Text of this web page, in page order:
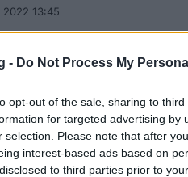
- Do Not Process My
opt-out of the sale, sharing to
for targeted advertising by
selection. Please note that after
interest-based ads based on
to third parties prior to
2022 13:45
«Aς ελπίσουμε
ο Ουόκαπ»